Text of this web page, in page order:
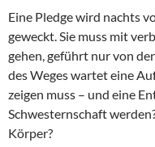
Eine Pledge wird nachts
geweckt. Sie muss mit
gehen, geführt nur von
des Weges wartet eine
zeigen muss – und eine
Schwesternschaft
Körper?